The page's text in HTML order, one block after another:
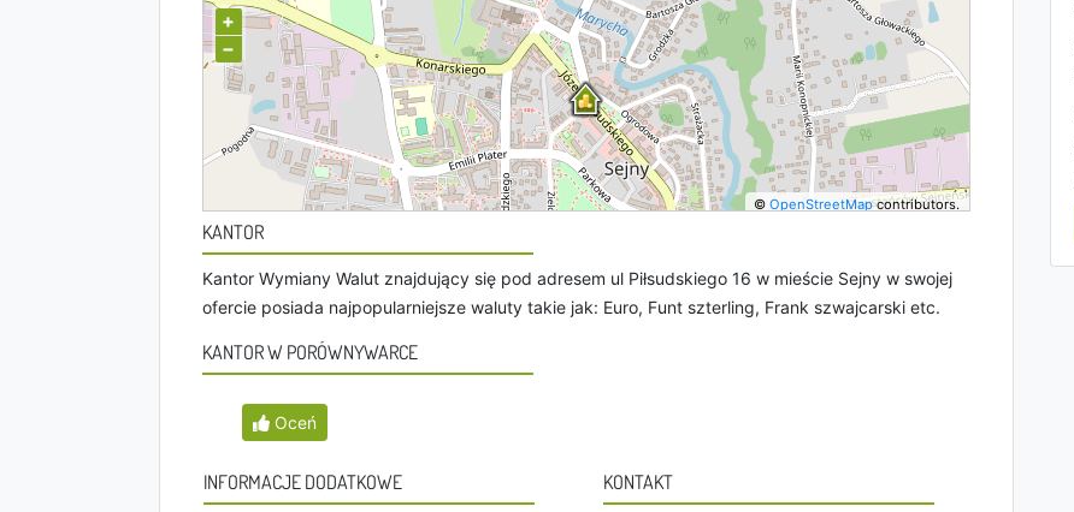
+
−
©OpenStreetMapcontributors.
KANTOR
Kantor Wymiany Walut znajdujący się pod adresem ul Piłsudskiego 16 w mieście Sejny w swojej
ofercie posiada najpopularniejsze waluty takie jak: Euro, Funt szterling, Frank szwajcarski etc.
KANTOR W PORÓWNYWARCE
Oceń
INFORMACJE DODATKOWE KONTAKT